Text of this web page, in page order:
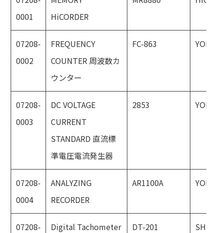
0001
HiCORDER
07208-
0002
FREQUENCY
COUNTER 周波数カ
ウンター
FC-863
07208-
0003
DC VOLTAGE
CURRENT
STANDARD 直流標
準電圧電流発生器
2853
07208-
0004
ANALYZING
RECORDER
AR1100A
07208-
Digital Tachometer
DT-201